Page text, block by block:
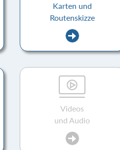
Karten und
Routenskizze
Videos
und Audio